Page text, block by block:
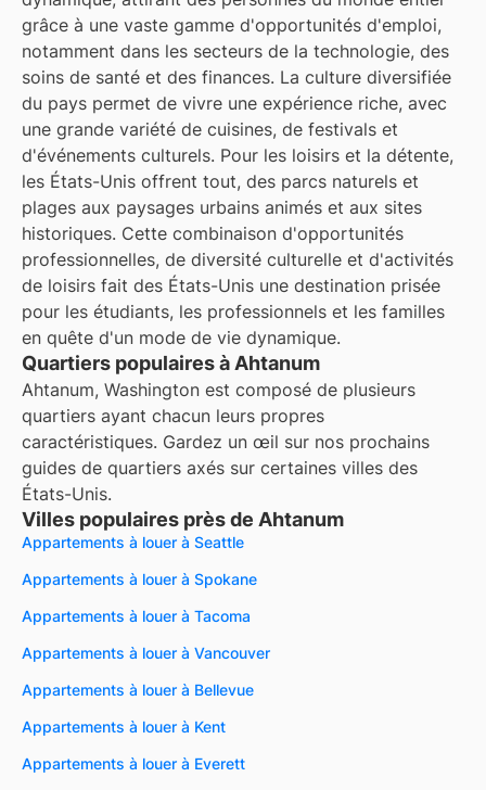
grâce à une vaste gamme d'opportunités d'emploi,
notamment dans les secteurs de la technologie, des
soins de santé et des finances. La culture diversifiée
du pays permet de vivre une expérience riche, avec
une grande variété de cuisines, de festivals et
d'événements culturels. Pour les loisirs et la détente,
les États-Unis offrent tout, des parcs naturels et
plages aux paysages urbains animés et aux sites
historiques. Cette combinaison d'opportunités
professionnelles, de diversité culturelle et d'activités
de loisirs fait des États-Unis une destination prisée
pour les étudiants, les professionnels et les familles
en quête d'un mode de vie dynamique.
Quartiers populaires à Ahtanum
Ahtanum, Washington est composé de plusieurs
quartiers ayant chacun leurs propres
caractéristiques. Gardez un œil sur nos prochains
guides de quartiers axés sur certaines villes des
États-Unis.
Villes populaires près de Ahtanum
Appartements à louer à Seattle
Appartements à louer à Spokane
Appartements à louer à Tacoma
Appartements à louer à Vancouver
Appartements à louer à Bellevue
Appartements à louer à Kent
Appartements à louer à Everett